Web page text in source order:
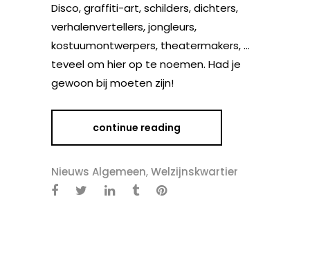
Disco, graffiti-art, schilders, dichters,
verhalenvertellers, jongleurs,
kostuumontwerpers, theatermakers, …
teveel om hier op te noemen. Had je
gewoon bij moeten zijn!
continue reading
Nieuws Algemeen,Welzijnskwartier